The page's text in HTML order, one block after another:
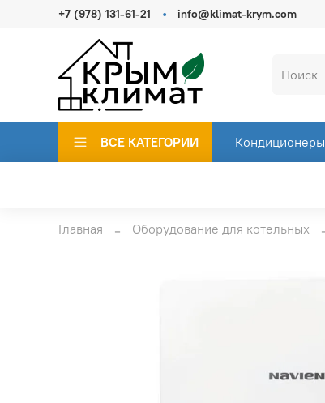
+7 (978) 131-61-21 info@klimat-krym.com
ВСЕ КАТЕГОРИИ Кондиционеры
Главная Оборудование для котельных